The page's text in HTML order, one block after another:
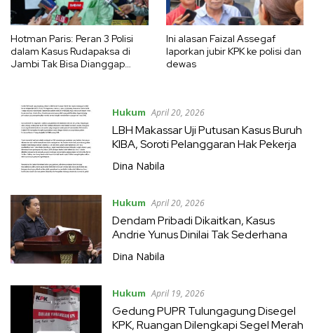
Hotman Paris: Peran 3 Polisi
dalam Kasus Rudapaksa di
Jambi Tak Bisa Dianggap
Ini alasan Faizal Assegaf
laporkan jubir KPK ke polisi dan
dewas
Hukum April 20, 2026
LBH Makassar Uji Putusan Kasus Buruh
KIBA, Soroti Pelanggaran Hak Pekerja
Dina Nabila
Hukum April 20, 2026
Dendam Pribadi Dikaitkan, Kasus
Andrie Yunus Dinilai Tak Sederhana
Dina Nabila
Hukum April 19, 2026
Gedung PUPR Tulungagung Disegel
KPK, Ruangan Dilengkapi Segel Merah